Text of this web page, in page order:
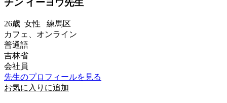
チン イーヨウ先生
26歳 女性 練馬区
カフェ、オンライン
普通語
吉林省
会社員
先生のプロフィールを見る
お気に入りに追加